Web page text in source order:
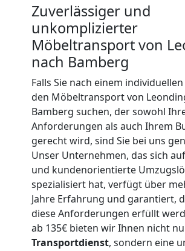
Zuverlässiger und
unkomplizierter
Möbeltransport von
nach Bamberg
Falls Sie nach einem
den Möbeltransport von
Bamberg suchen, der sowohl
Anforderungen als auch Ihrem
gerecht wird, sind Sie bei uns
Unser Unternehmen, das sich
und kundenorientierte
spezialisiert hat, verfügt über
Jahre Erfahrung und garantiert,
diese Anforderungen erfüllt
ab 135€ bieten wir Ihnen nicht
Transportdienst, sondern eine
Leonding
Umzug
Leonding
Mann
LKW